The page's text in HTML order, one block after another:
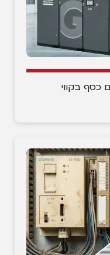
כסף בקווי